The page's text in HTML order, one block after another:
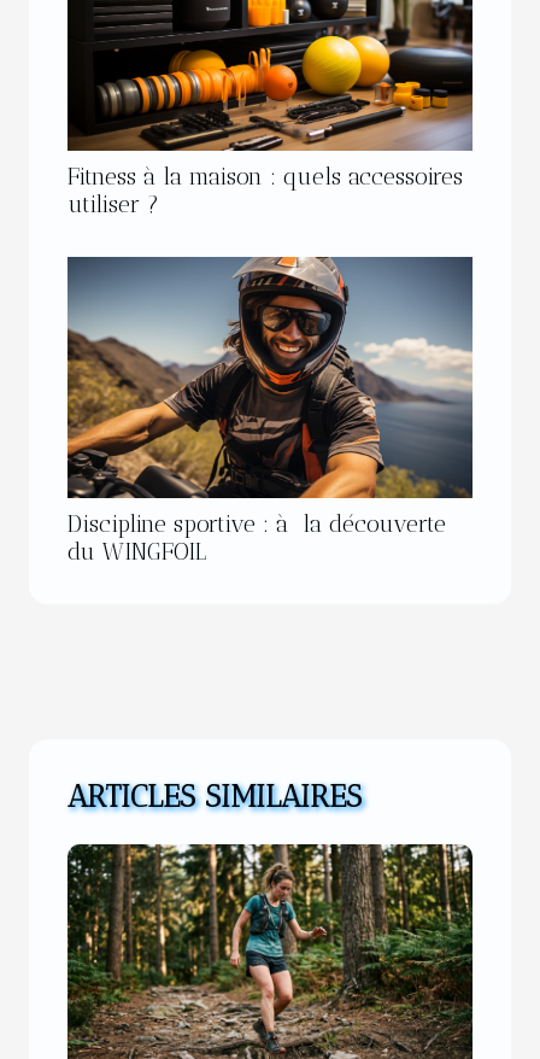
Fitness à la maison : quels accessoires
utiliser ?
Discipline sportive : à la découverte
du WINGFOIL
ARTICLES SIMILAIRES